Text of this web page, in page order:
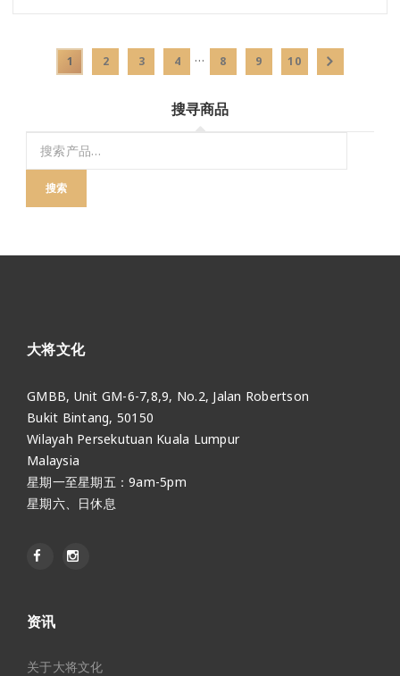
1 2 3 4 … 8 9 10
搜寻商品
搜索
大将文化
GMBB, Unit GM-6-7,8,9, No.2, Jalan Robertson
Bukit Bintang, 50150
Wilayah Persekutuan Kuala Lumpur
Malaysia
星期一至星期五：9am-5pm
星期六、日休息
资讯
关于大将文化